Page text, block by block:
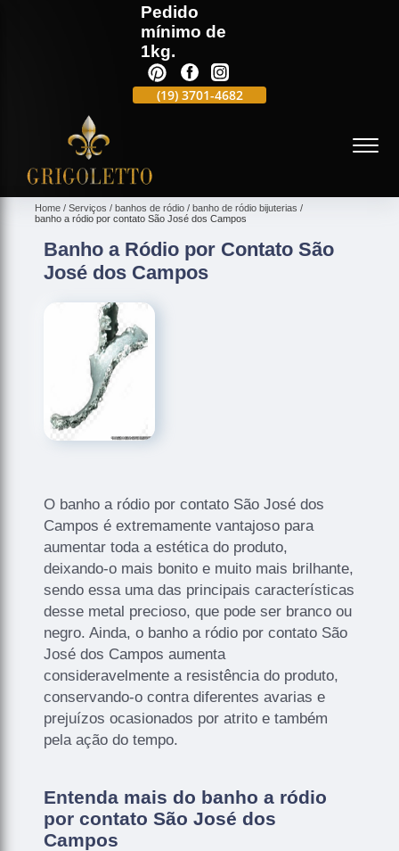
Pedido
mínimo de
1kg.
(19) 3701-4682 (19)
Home Serviços banhos de ródio
banho de ródio bijuterias
banho a ródio por contato São José dos Campos
Banho a Ródio por Contato São
José dos Campos
O banho a ródio por contato São José dos
Campos é extremamente vantajoso para
aumentar toda a estética do produto,
deixando-o mais bonito e muito mais brilhante,
sendo essa uma das principais características
desse metal precioso, que pode ser branco ou
negro. Ainda, o banho a ródio por contato São
José dos Campos aumenta
consideravelmente a resistência do produto,
conservando-o contra diferentes avarias e
prejuízos ocasionados por atrito e também
pela ação do tempo.
Entenda mais do banho a ródio
por contato São José dos
Campos